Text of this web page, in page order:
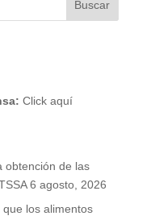
Click aquí
obtención de las
6 agosto, 2026
los alimentos